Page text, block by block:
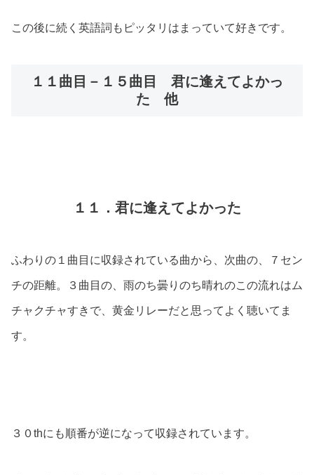
この後に続く英語詞もピッタリはまっていて好きです。
１１曲目－１５曲目 君に逢えてよかっ
た 他
１１．君に逢えてよかった
ふわりの１曲目に収録されている曲から、次曲の、７セン
チの距離。３曲目の、雨のち曇りのち晴れのこの流れはム
チャクチャすきで、黄金リレーだと思ってよく聴いてま
す。
３０thにも順番が逆になって収録されています。